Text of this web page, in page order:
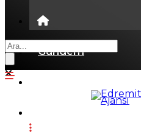
Gündem